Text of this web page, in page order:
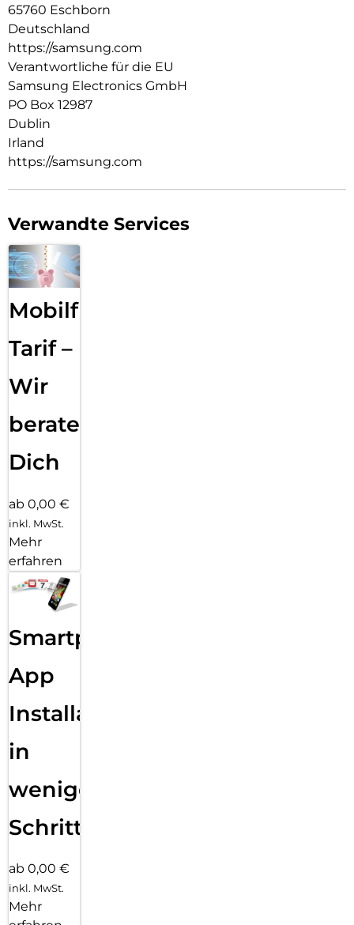
Grip Case auf und schon kannst du ganz komfortabel deine
Inhalte ansehen. Deine Hände bleiben so für die wirklich
wichtigen Dinge frei.
65760 Eschborn
Deutschland
https://samsung.com
Verantwortliche für die EU
Samsung Electronics GmbH
PO Box 12987
Dublin
Irland
https://samsung.com
Verwandte Services
Mobilfunk
Tarif –
Wir
beraten
Dich
ab 0,00 €
inkl. MwSt.
Mehr
erfahren
Smartphone
App
Installation
in
wenigen
Schritten
ab 0,00 €
inkl. MwSt.
Mehr